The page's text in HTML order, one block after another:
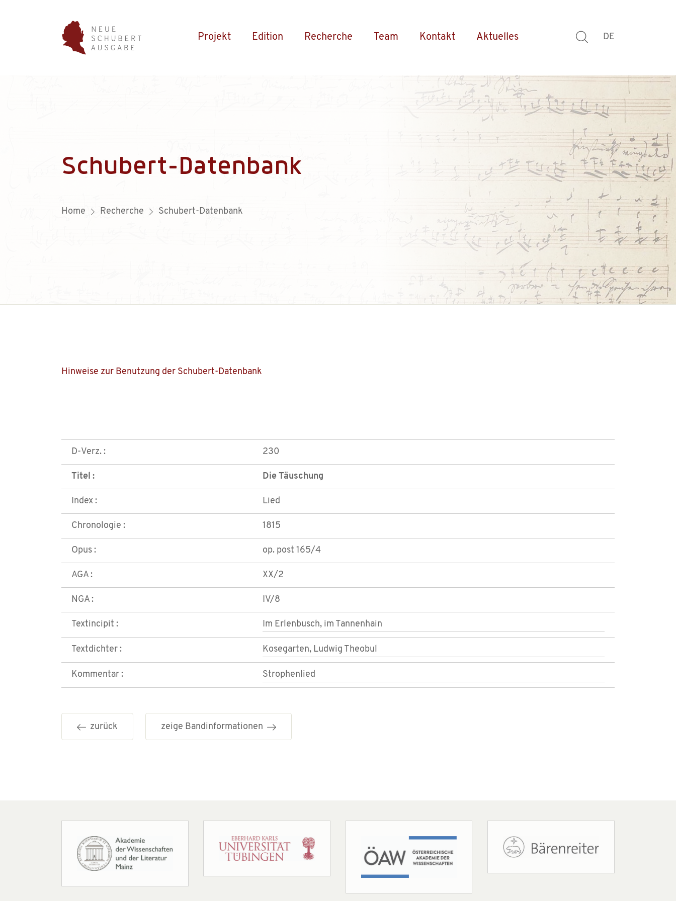
Projekt Edition Recherche Team Kontakt Aktuelles DE
Schubert-Datenbank
Home Recherche Schubert-Datenbank
Hinweise zur Benutzung der Schubert-Datenbank
D-Verz. : 230
Titel : Die Täuschung
Index : Lied
Chronologie : 1815
Opus : op. post 165/4
AGA : XX/2
NGA : IV/8
Textincipit : Im Erlenbusch, im Tannenhain
Textdichter : Kosegarten, Ludwig Theobul
Kommentar : Strophenlied
zurück zeige Bandinformationen